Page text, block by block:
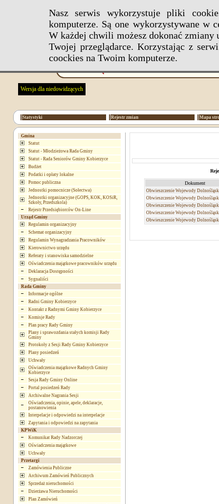
Nasz serwis wykorzystuje pliki
komputerze. Są one wykorzystywane w
W każdej chwili możesz dokonać
Twojej przeglądarce. Korzystając z
coockies na Twoim komputerze.
Wersja dla niedowidzących
Statystyki Rejestr zmian Mapa
Gmina
Statut
Statut - Młodzieżowa Rada Gminy
Statut - Rada Seniorów Gminy Kobierzyce
Budżet
Podatki i opłaty lokalne
Pomoc publiczna
Jednostki pomocnicze (Sołectwa)
Jednostki organizacyjne (GOPS, KOK, KOSiR,
Szkoły, Przedszkola)
Rejestr Przedsiębiorców On-Line
Urząd Gminy
Regulamin organizacyjny
Schemat organizacyjny
Regulamin Wynagradzania Pracowników
Kierownictwo urzędu
Referaty i stanowiska samodzielne
Oświadczenia majątkowe pracowników urzędu
Deklaracja Dostępności
Sygnaliści
Rada Gminy
Informacje ogólne
Radni Gminy Kobierzyce
Kontakt z Radnymi Gminy Kobierzyce
Komisje Rady
Plan pracy Rady Gminy
Plany i sprawozdania stałych komisji Rady
Gminy
Protokoły z Sesji Rady Gminy Kobierzyce
Plany posiedzeń
Uchwały
Oświadczenia majątkowe Radnych Gminy
Kobierzyce
Sesja Rady Gminy Online
Portal posiedzeń Rady
Archiwalne Nagrania Sesji
Oświadczenia, opinie, apele, deklaracje,
postanowienia
Interpelacje i odpowiedzi na interpelacje
Zapytania i odpowiedzi na zapytania
KPWiK
Komunikat Rady Nadzorczej
Oświadczenia majątkowe
Uchwały
Przetargi
Zamówienia Publiczne
Archiwum Zamówień Publicznych
Sprzedaż nieruchomości
Dzierżawa Nieruchomości
Plan Zamówień
Dokument
Obwieszczenie Wojewody
Obwieszczenie Wojewody
Obwieszczenie Wojewody
Obwieszczenie Wojewody
Obwieszczenie Wojewody